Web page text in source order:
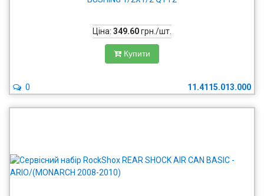
Ціна: 349.60грн./шт.
Купити
11.4115.013.000
0